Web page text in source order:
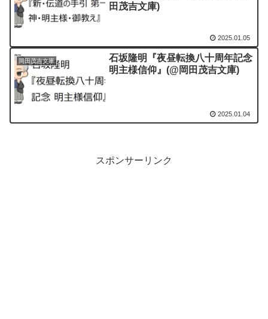
田茂吉文庫)
2025.01.05
岡田茂吉文庫
石坂隆明『夜昼転換八十周年記念
明主様信仰』(@岡田茂吉文庫)
2025.01.04
スポンサーリンク